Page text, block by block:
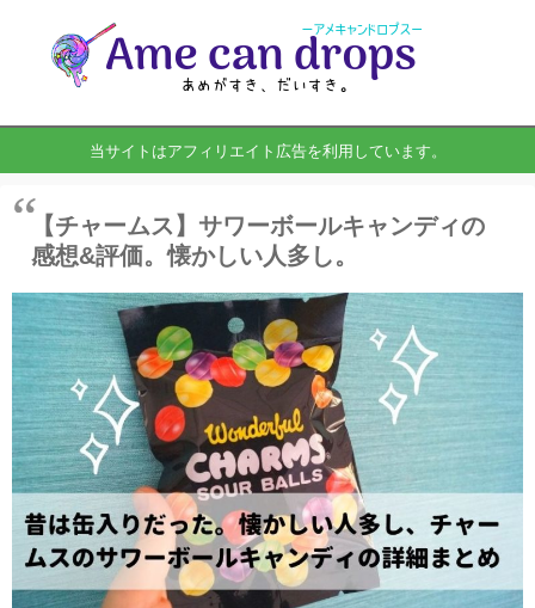
当サイトはアフィリエイト広告を利用しています。
【チャームス】サワーボールキャンディの
感想&評価。懐かしい人多し。